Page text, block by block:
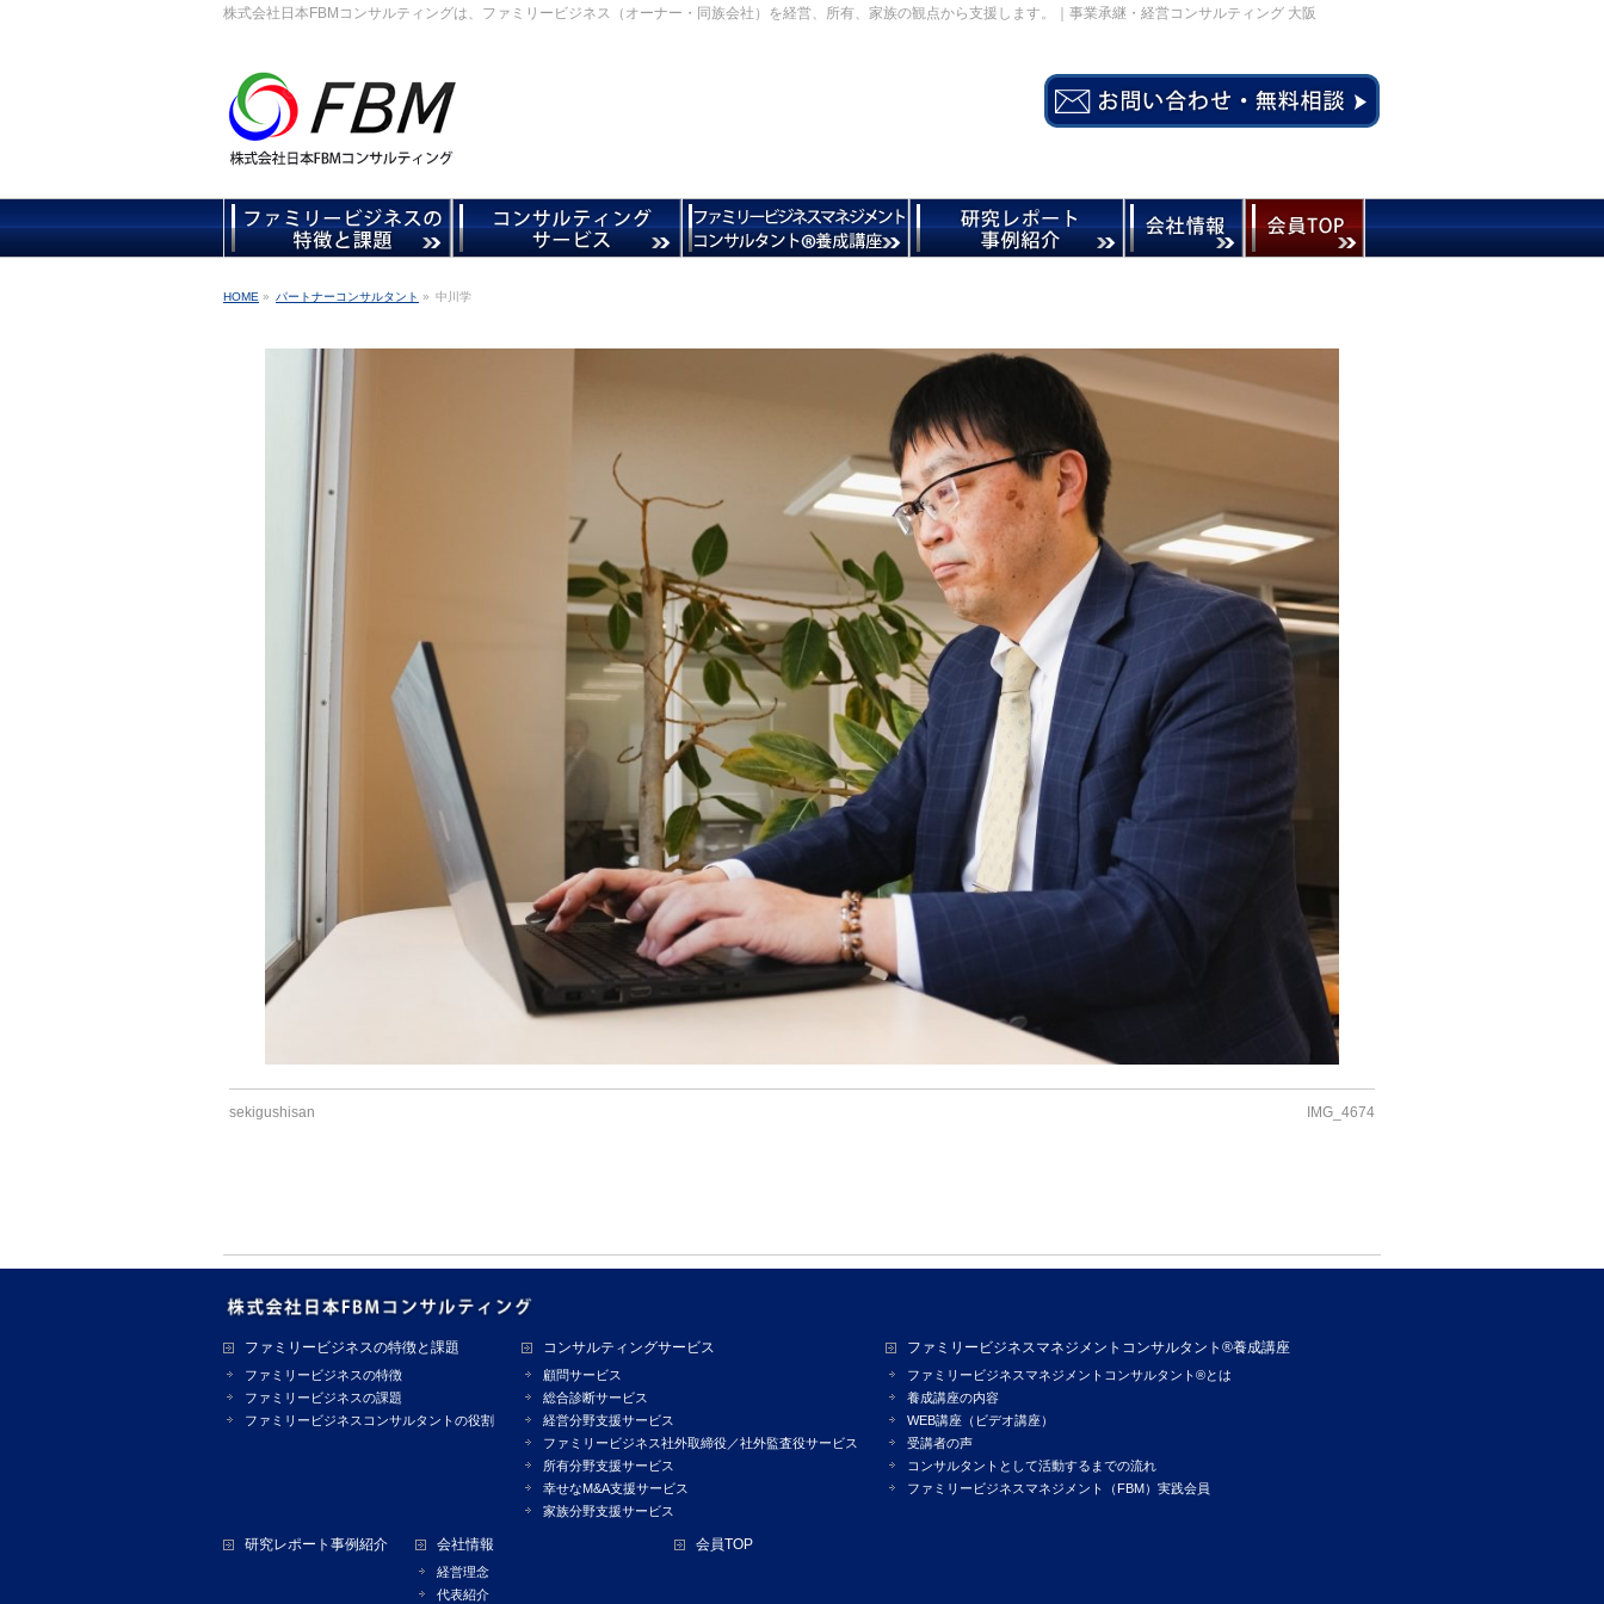
株式会社日本FBMコンサルティングは、ファミリービジネス（オーナー・同族会社）を経営、所有、家族の観点から支援します。｜事業承継・経営コンサルティング 大阪
HOME » パートナーコンサルタント » 中川学
sekigushisan IMG_4674
ファミリービジネスの特徴と課題
ファミリービジネスの特徴
ファミリービジネスの課題
ファミリービジネスコンサルタントの役割
コンサルティングサービス
顧問サービス
総合診断サービス
経営分野支援サービス
ファミリービジネス社外取締役／社外監査役サービス
所有分野支援サービス
幸せなM&A支援サービス
家族分野支援サービス
ファミリービジネスマネジメントコンサルタント®養成講座
ファミリービジネスマネジメントコンサルタント®とは
養成講座の内容
WEB講座（ビデオ講座）
受講者の声
コンサルタントとして活動するまでの流れ
ファミリービジネスマネジメント（FBM）実践会員
研究レポート事例紹介 会社情報
経営理念
代表紹介
会員TOP